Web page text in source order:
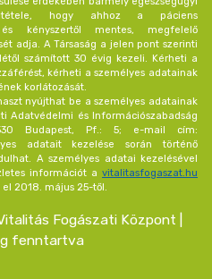
hogy ahhoz a páciens
és kényszertől mentes, megfelelő
adja. A Társaság a jelen pont szerinti
számított 30 évig kezeli. Kérheti a
kérheti a személyes adatainak
korlátozását.
nyújthat be a személyes adatainak
Adatvédelmi és Információszabadság
Budapest, Pf.: 5; e-mail cím:
adatait kezelése során történő
A személyes adatai kezelésével
információt a vitalitasfogaszat.hu
2018. május 25-től.
Fogászati Központ |
fenntartva